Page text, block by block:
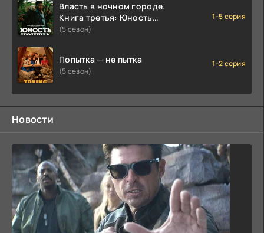
Власть в ночном городе.
Книга третья: Юность
Кэнена
(5 сезон)
1-5 серия
Попытка — не пытка
(5 сезон)
1-2 серия
Новости